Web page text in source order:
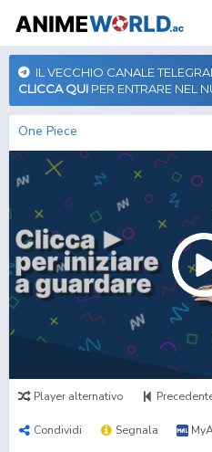
IL VECCHIO CANALE
CLICCA QUI PER ENTRARE NEL
One Piece
Player alternativo
Condividi Segnala